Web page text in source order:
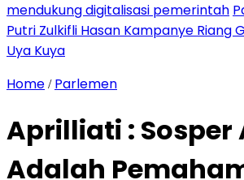
mendukung digitalisasi pemerintah
Putri Zulkifli Hasan Kampanye Riang
Uya Kuya
Home / Parlemen
Aprilliati : Sosper
Adalah